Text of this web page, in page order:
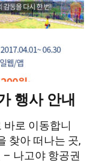
행사 안내
로 이동합니
찾아 떠나는 곳,
나고야 항공권